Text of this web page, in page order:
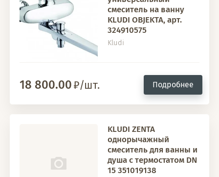
смеситель на ванну
KLUDI OBJEKTA, арт.
324910575
Kludi
18 800.00 /шт. Подробнее
KLUDI ZENTA
однорычажный
смеситель для ванны и
душа с термостатом DN
15 351019138